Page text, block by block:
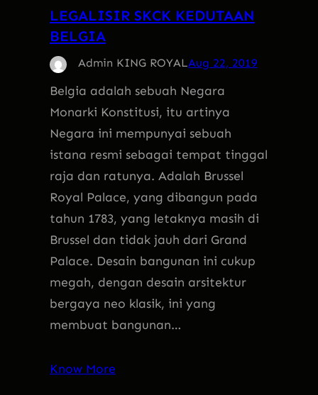
LEGALISIR SKCK KEDUTAAN
BELGIA
Admin KING ROYALAug 22, 2019
Belgia adalah sebuah Negara
Monarki Konstitusi, itu artinya
Negara ini mempunyai sebuah
istana resmi sebagai tempat tinggal
raja dan ratunya. Adalah Brussel
Royal Palace, yang dibangun pada
tahun 1783, yang letaknya masih di
Brussel dan tidak jauh dari Grand
Palace. Desain bangunan ini cukup
megah, dengan desain arsitektur
bergaya neo klasik, ini yang
membuat bangunan…
Know More